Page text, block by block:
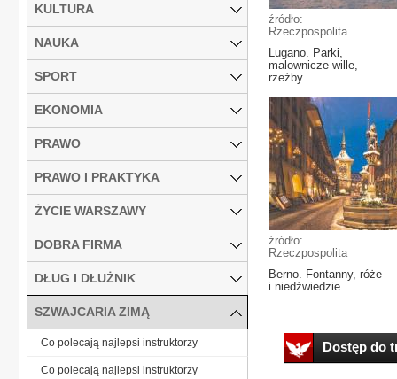
źródło:
Rzeczpospolita
Lugano. Parki,
malownicze wille,
rzeźby
źródło:
Rzeczpospolita
Berno. Fontanny, róże
i niedźwiedzie
Dostęp do
KULTURA
NAUKA
SPORT
EKONOMIA
PRAWO
PRAWO I PRAKTYKA
ŻYCIE WARSZAWY
DOBRA FIRMA
DŁUG I DŁUŻNIK
SZWAJCARIA ZIMĄ
Co polecają najlepsi instruktorzy
Co polecają najlepsi instruktorzy